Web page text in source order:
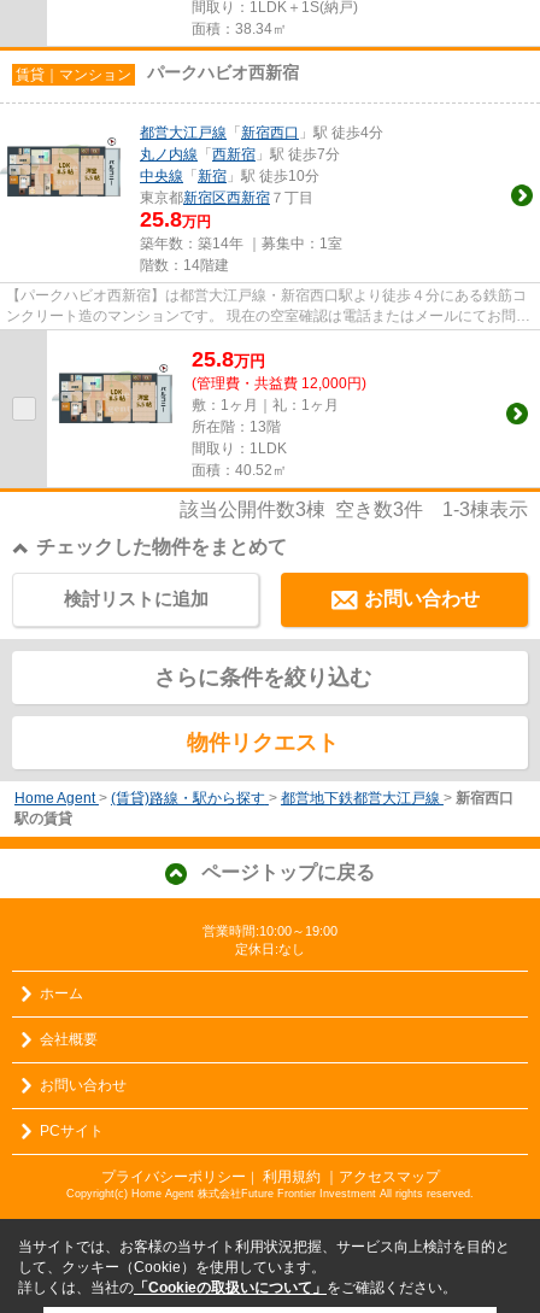
間取り：1LDK＋1S(納戸)
面積：38.34㎡
賃貸｜マンション パークハビオ西新宿
都営大江戸線 「 新宿西口 」駅 徒歩4分
丸ノ内線 「 西新宿 」駅 徒歩7分
中央線 「 新宿 」駅 徒歩10分
東京都新宿区西新宿 ７丁目
25.8万円
築年数：築14年 ｜募集中： 1室
階数：14階建
【パークハビオ西新宿】は都営大江戸線・新宿西口駅より徒歩４分にある鉄筋コ
ンクリート造のマンションです。 現在の空室確認は電話またはメールにてお問い
25.8万円
(管理費・共益費 12,000円)
敷：1ヶ月｜礼：1ヶ月
所在階：13階
間取り：1LDK
面積：40.52㎡
該当公開件数3棟 空き数3件 1-3棟表示
チェックした物件をまとめて
お問い合わせ
検討リストに追加
さらに条件を絞り込む
物件リクエスト
Home Agent > (賃貸)路線・駅から探す > 都営地下鉄都営大江戸線 > 新宿西口
駅の賃貸
ページトップに戻る
営業時間:10:00～19:00
定休日:なし
ホーム
会社概要
お問い合わせ
PCサイト
プライバシーポリシー ｜ 利用規約 ｜アクセスマップ
Copyright(c) Home Agent 株式会社Future Frontier Investment All rights reserved.
当サイトでは、お客様の当サイト利用状況把握、サービス向上検討を目的と
して、クッキー（Cookie）を使用しています。
詳しくは、当社の 「Cookieの取扱いについて」 をご確認ください。